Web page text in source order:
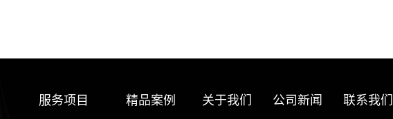
服务项目 精品案例 关于我们 公司新闻 联系我们